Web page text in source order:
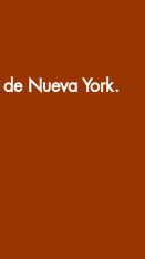
Nueva York.